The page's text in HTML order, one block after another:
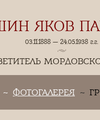
ЯКОВ
03.11.1888 — 24.05.1938 г.г.
ФОТОГАЛЕРЕЯ